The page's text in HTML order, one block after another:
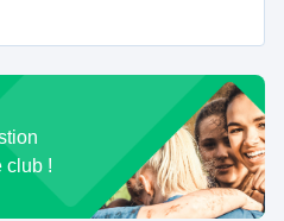
club !